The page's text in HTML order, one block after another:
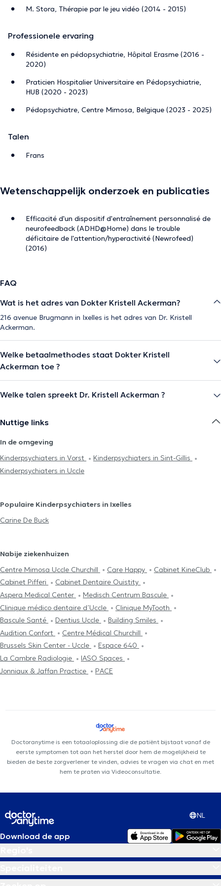
M. Stora, Thérapie par le jeu vidéo (2014 - 2015)
Professionele ervaring
Résidente en pédopsychiatrie, Hôpital Erasme (2016 -
2020)
Praticien Hospitalier Universitaire en Pédopsychiatrie,
HUB (2020 - 2023)
Pédopsychiatre, Centre Mimosa, Belgique (2023 - 2025)
Talen
Frans
Wetenschappelijk onderzoek en publicaties
Efficacité d'un dispositif d'entraînement personnalisé de
neurofeedback (ADHD@Home) dans le trouble
déficitaire de l'attention/hyperactivité (Newrofeed)
(2016)
FAQ
Wat is het adres van Dokter Kristell Ackerman?
216 avenue Brugmann in Ixelles is het adres van Dr. Kristell
Ackerman.
Welke betaalmethodes staat Dokter Kristell
Ackerman toe ?
Welke talen spreekt Dr. Kristell Ackerman ?
Nuttige links
In de omgeving
Kinderpsychiaters in Vorst
Kinderpsychiaters in Sint-Gillis
Kinderpsychiaters in Uccle
Populaire Kinderpsychiaters in Ixelles
Carine De Buck
Nabije ziekenhuizen
Centre Mimosa Uccle Churchill
Care Happy
Cabinet KineClub
Cabinet Pifferi
Cabinet Dentaire Ouistity
Aspera Medical Center
Medisch Centrum Bascule
Clinique médico dentaire d’Uccle
Clinique MyTooth
Bascule Santé
Dentius Uccle
Building Smiles
Audition Confort
Centre Médical Churchill
Brussels Skin Center - Uccle
Espace 640
La Cambre Radiologie
IASO Spaces
Jonniaux & Jaffan Practice
PACE
Doctoranytime is een totaaloplossing die de patiënt bijstaat vanaf de
eerste symptomen tot aan het herstel door hem de mogelijkheid te
bieden de beste zorgverlener te vinden, advies te vragen via chat en met
hem te praten via Videoconsultatie.
NL
Download de app